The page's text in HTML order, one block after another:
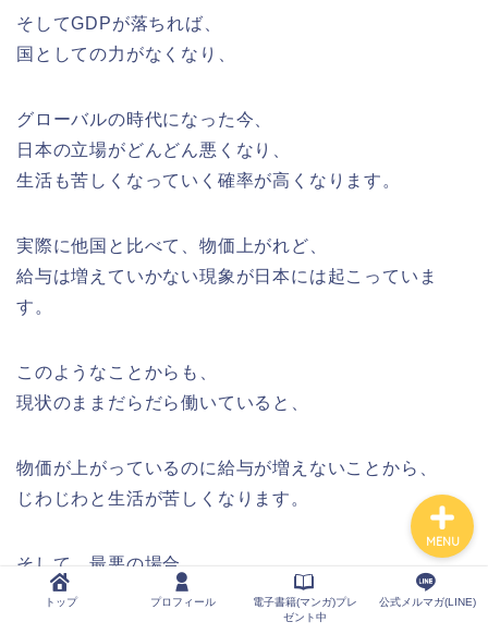
そしてGDPが落ちれば、
国としての力がなくなり、
グローバルの時代になった今、
日本の立場がどんどん悪くなり、
生活も苦しくなっていく確率が高くなります。
実際に他国と比べて、物価上がれど、
給与は増えていかない現象が日本には起こっていま
す。
このようなことからも、
現状のままだらだら働いていると、
物価が上がっているのに給与が増えないことから、
じわじわと生活が苦しくなります。
そして、最悪の場合、
リストラされて貧困になる可能性もあります。
トップ プロフィール
電子書籍(マンガ)プレ
ゼント中
公式メルマガ(LINE)
MENU
プロフィール
公式メルマガ(LINE)